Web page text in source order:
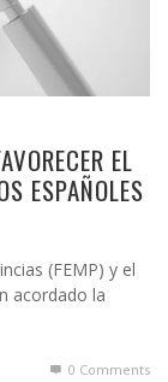
EL
ESPAÑOLES
(FEMP) y el
acordado la
0 Comments